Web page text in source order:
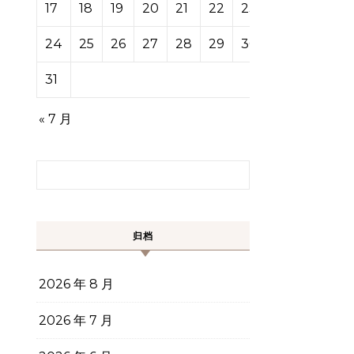
17 18 19 20 21 22 23
24 25 26 27 28 29 30
31
« 7 月
归档
2026 年 8 月
2026 年 7 月